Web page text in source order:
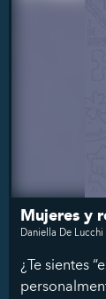
Mujeres y
Daniella De Lucchi
¿Te sientes